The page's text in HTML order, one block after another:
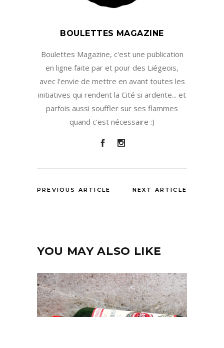
BOULETTES MAGAZINE
Boulettes Magazine, c'est une publication
en ligne faite par et pour des Liégeois,
avec l'envie de mettre en avant toutes les
initiatives qui rendent la Cité si ardente... et
parfois aussi souffler sur ses flammes
quand c'est nécessaire :)
PREVIOUS ARTICLE NEXT ARTICLE
YOU MAY ALSO LIKE